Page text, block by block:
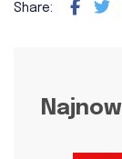
Share: